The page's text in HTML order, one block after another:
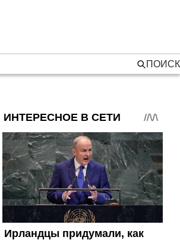
ПОИСК